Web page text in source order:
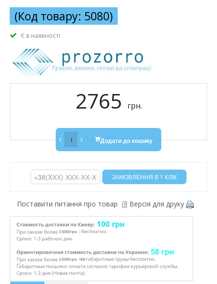
(Код товару: 5080)
Є в наявності
2765 грн.
Додати до кошику
Поставити питання про товар Версія для друку